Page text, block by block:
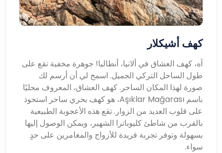
كهف أشيكلار
آه، كهف العشاق في ألانيا، أنطاليا! جوهرة مخفية تقع على
طول الساحل التركي الجميل. اسمح لي أن أرسم لك
صورة لهذا المكان الساحر. كهف العشاق، المعروف محليًا
باسم Aşıklar Mağarası، هو كهف بحري ساحر استحوذ
على قلوب العديد من الزوار. تقع هذه الأعجوبة الطبيعية
بالقرب من شاطئ كليوباترا الشهير، ويمكن الوصول إليها
بسهولة وتوفر تجربة فريدة للأزواج والمغامرين على حدٍ
سواء.